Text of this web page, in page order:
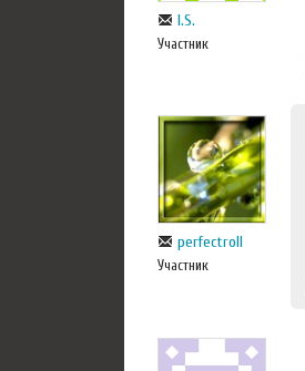
I.S.
Участник
perfectroll
Участник